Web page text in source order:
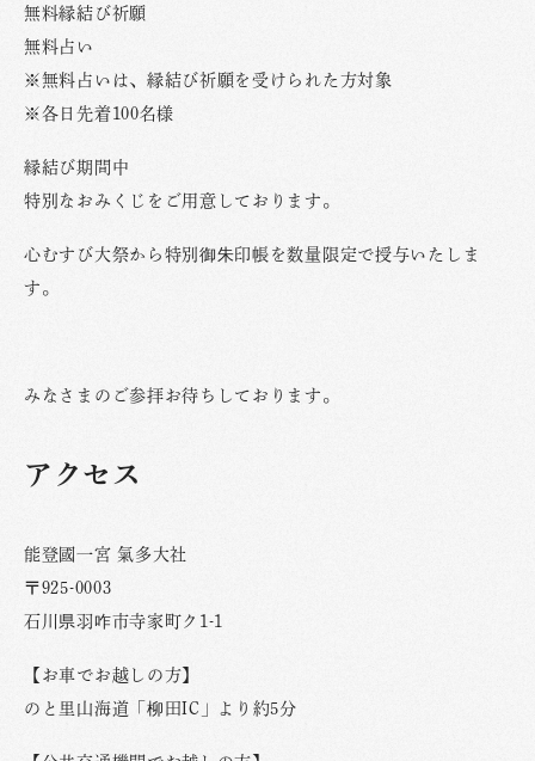
無料縁結び祈願
無料占い
※無料占いは、縁結び祈願を受けられた方対象
※各日先着100名様
縁結び期間中
特別なおみくじをご用意しております。
心むすび大祭から特別御朱印帳を数量限定で授与いたしま
す。
みなさまのご参拝お待ちしております。
アクセス
能登國一宮 氣多大社
〒925-0003
石川県羽咋市寺家町ク1-1
【お車でお越しの方】
のと里山海道「柳田IC」より約5分